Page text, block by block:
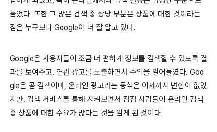
늘었다. 또한 그 많은 검색 중 상당 부분은 상품에 대한 것이라는
점은 누구보다 Google이 더 잘 알고 있다.
Google은 사용자들이 조금 더 편하게 정보를 검색할 수 있도록 결
과를 보여주고, 연관 광고를 노출하면서 수익을 벌어들였다. Goo
gle은 곧 검색이며, 온라인 광고라는 등식은 이제까지 변함이 없었
지만, 검색 서비스를 통해 지켜보면서 점점 사람들이 온라인 검색
중 상품에 대한 수요가 많다는 것을 알게 된 것이다.